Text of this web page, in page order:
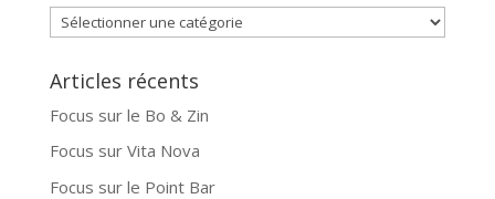
News
Articles récents
Focus sur le Bo & Zin
Focus sur Vita Nova
Focus sur le Point Bar